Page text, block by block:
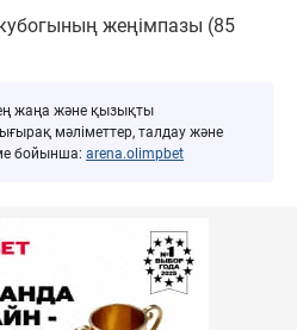
жеңімпазы (85
жаңа және қызықты
мәліметтер, талдау және
бойынша: arena.olimpbet